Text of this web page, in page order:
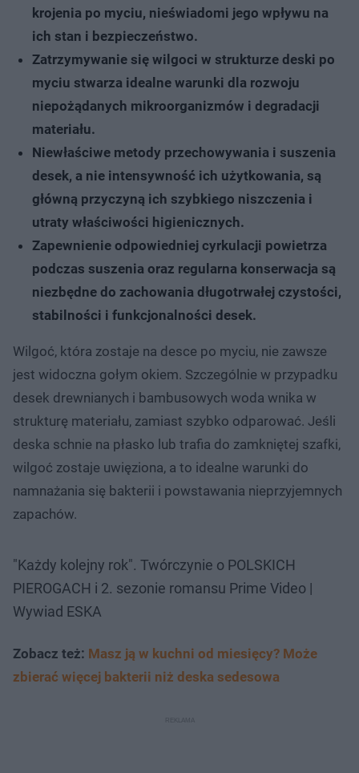
krojenia po myciu, nieświadomi jego wpływu na
ich stan i bezpieczeństwo.
Zatrzymywanie się wilgoci w strukturze deski po
myciu stwarza idealne warunki dla rozwoju
niepożądanych mikroorganizmów i degradacji
materiału.
Niewłaściwe metody przechowywania i suszenia
desek, a nie intensywność ich użytkowania, są
główną przyczyną ich szybkiego niszczenia i
utraty właściwości higienicznych.
Zapewnienie odpowiedniej cyrkulacji powietrza
podczas suszenia oraz regularna konserwacja są
niezbędne do zachowania długotrwałej czystości,
stabilności i funkcjonalności desek.
Wilgoć, która zostaje na desce po myciu, nie zawsze
jest widoczna gołym okiem. Szczególnie w przypadku
desek drewnianych i bambusowych woda wnika w
strukturę materiału, zamiast szybko odparować. Jeśli
deska schnie na płasko lub trafia do zamkniętej szafki,
wilgoć zostaje uwięziona, a to idealne warunki do
namnażania się bakterii i powstawania nieprzyjemnych
zapachów.
"Każdy kolejny rok". Twórczynie o POLSKICH
PIEROGACH i 2. sezonie romansu Prime Video |
Wywiad ESKA
Zobacz też: Masz ją w kuchni od miesięcy? Może
zbierać więcej bakterii niż deska sedesowa